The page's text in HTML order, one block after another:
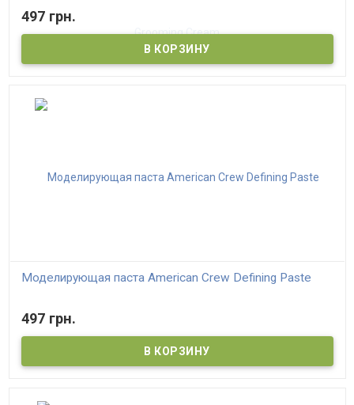
497 грн.
Моделирующая паста American Crew Defining Paste
497 грн.